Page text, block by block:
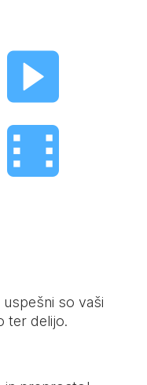
so vaši
ter delijo.